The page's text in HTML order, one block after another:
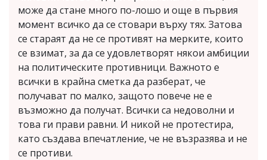
може да стане много по-лошо и още в първия
момент всичко да се стовари върху тях. Затова
се стараят да не се противят на мерките, които
се взимат, за да се удовлетворят някои амбиции
на политическите противници. Важното е
всички в крайна сметка да разберат, че
получават по малко, защото повече не е
възможно да получат. Всички са недоволни и
това ги прави равни. И никой не протестира,
като създава впечатление, че не възразява и не
се противи.